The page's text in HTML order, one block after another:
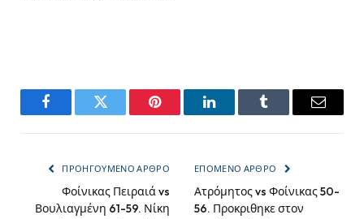
FacebookTwitter Pinterest LinkedInTumblr Email
ΠΡΟΗΓΟΎΜΕΝΟ ΆΡΘΡΟ
Φοίνικας Πειραιά vs
Βουλιαγμένη 61-59. Νίκη
ΕΠΌΜΕΝΟ ΆΡΘΡΟ
Ατρόμητος vs Φοίνικας 50-
56. Προκριθηκε στον